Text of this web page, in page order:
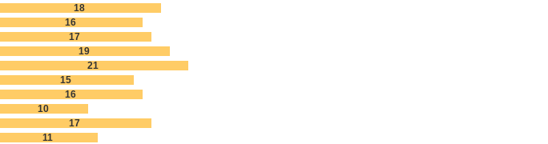
18
16
17
19
21
15
16
10
17
11